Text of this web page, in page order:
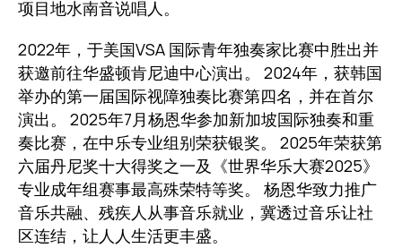
项目地水南音说唱人。
2022年，于美国VSA 国际青年独奏家比赛中胜出并
获邀前往华盛顿肯尼迪中心演出。 2024年，获韩国
举办的第一届国际视障独奏比赛第四名，并在首尔
演出。 2025年7月杨恩华参加新加坡国际独奏和重
奏比赛，在中乐专业组别荣获银奖。 2025年荣获第
六届丹尼奖十大得奖之一及《世界华乐大赛2025》
专业成年组赛事最高殊荣特等奖。 杨恩华致力推广
音乐共融、残疾人从事音乐就业，冀透过音乐让社
区连结，让人人生活更丰盛。